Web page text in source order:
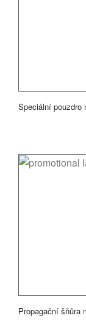
Speciální pouzdro
Propagační šňůra